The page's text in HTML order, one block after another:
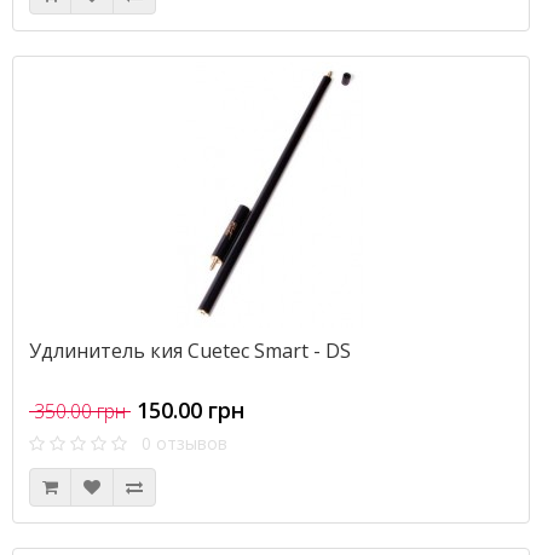
Удлинитель кия Cuetec Smart - DS
350.00 грн 150.00 грн
0 отзывов